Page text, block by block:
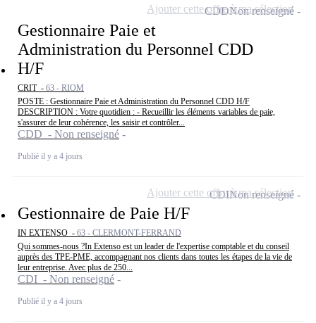
Gestionnaire Paie et
Administration du Personnel CDD
H/F
CRIT - 63 - RIOM
POSTE : Gestionnaire Paie et Administration du Personnel CDD H/F
DESCRIPTION : Votre quotidien : - Recueillir les éléments variables de paie,
s'assurer de leur cohérence, les saisir et contrôler...
CDD - Non renseigné
Publié il y a 4 jours
CDDNon renseigné
Ajouter cette offre à ma sélection
Gestionnaire de Paie H/F
IN EXTENSO - 63 - CLERMONT-FERRAND
Qui sommes-nous ?In Extenso est un leader de l'expertise comptable et du conseil
auprès des TPE-PME, accompagnant nos clients dans toutes les étapes de la vie de
leur entreprise. Avec plus de 250...
CDI - Non renseigné
Publié il y a 4 jours
CDINon renseigné
Ajouter cette offre à ma sélection